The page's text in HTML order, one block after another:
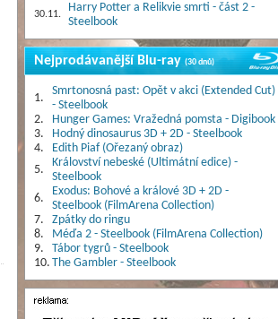
30.11.
Harry Potter a Relikvie smrti - část 2 -
Steelbook
Nejprodávanější Blu-ray(30 dnů)
1.
Smrtonosná past: Opět v akci (Extended Cut)
- Steelbook
2.
Hunger Games: Vražedná pomsta - Digibook
3.
Hodný dinosaurus 3D + 2D - Steelbook
4.
Edith Piaf (Ořezaný obraz)
5.
Království nebeské (Ultimátní edice) -
Steelbook
6.
Exodus: Bohové a králové 3D + 2D -
Steelbook (FilmArena Collection)
7.
Zpátky do ringu
8.
Méďa 2 - Steelbook (FilmArena Collection)
9.
Tábor tygrů - Steelbook
10. The Gambler - Steelbook